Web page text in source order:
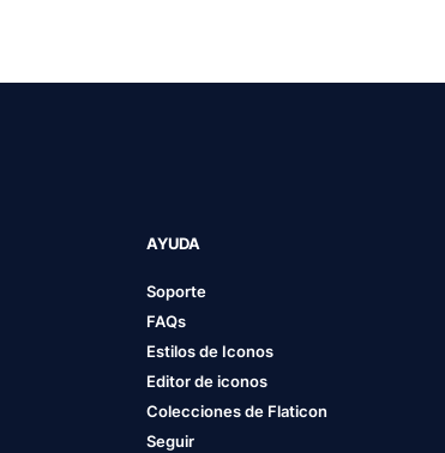
AYUDA
Soporte
FAQs
Estilos de Iconos
Editor de iconos
Colecciones de Flaticon
Seguir